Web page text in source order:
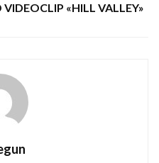
«HILL VALLEY»